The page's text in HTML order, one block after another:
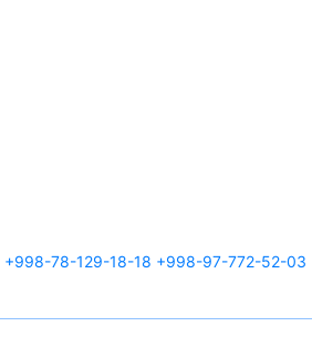
+998-78-129-18-18 +998-97-772-52-03